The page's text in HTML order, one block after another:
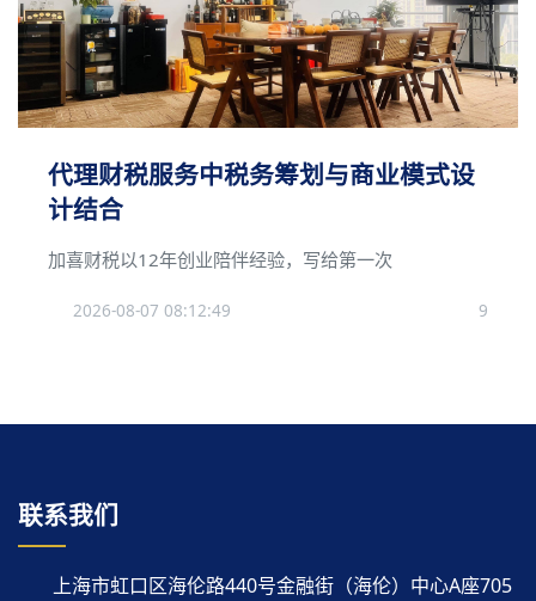
代理财税服务中税务筹划与商业模式设
计结合
加喜财税以12年创业陪伴经验，写给第一次
2026-08-07 08:12:49 9
联系我们
上海市虹口区海伦路440号金融街（海伦）中心A座705